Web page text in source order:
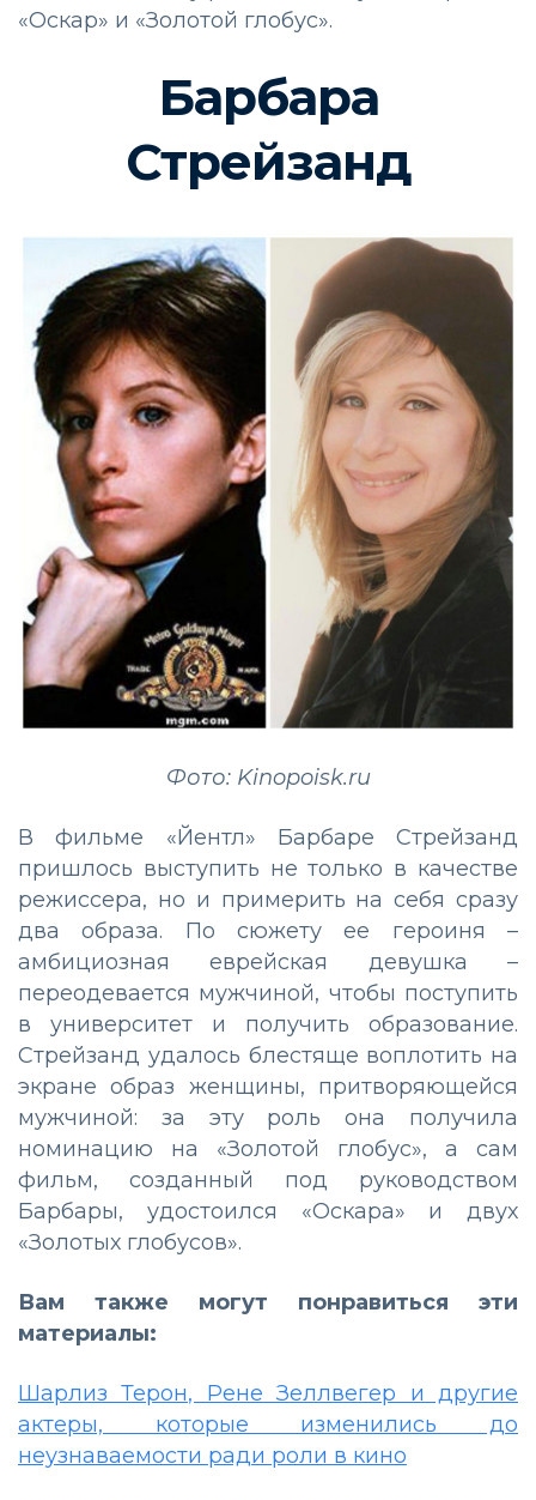
«Оскар» и «Золотой глобус».
Барбара
Стрейзанд
Фото: Kinopoisk.ru
В фильме «Йентл» Барбаре Стрейзанд
пришлось выступить не только в качестве
режиссера, но и примерить на себя сразу
два образа. По сюжету ее героиня –
амбициозная еврейская девушка –
переодевается мужчиной, чтобы поступить
в университет и получить образование.
Стрейзанд удалось блестяще воплотить на
экране образ женщины, притворяющейся
мужчиной: за эту роль она получила
номинацию на «Золотой глобус», а сам
фильм, созданный под руководством
Барбары, удостоился «Оскара» и двух
«Золотых глобусов».
Вам также могут понравиться эти
материалы:
Шарлиз Терон, Рене Зеллвегер и другие
актеры, которые изменились до
неузнаваемости ради роли в кино